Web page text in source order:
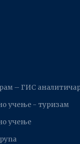
– ГИС
учење - туризам
учење